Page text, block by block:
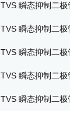
TVS 瞬态抑制二极管
TVS 瞬态抑制二极管
TVS 瞬态抑制二极管
TVS 瞬态抑制二极管
TVS 瞬态抑制二极管